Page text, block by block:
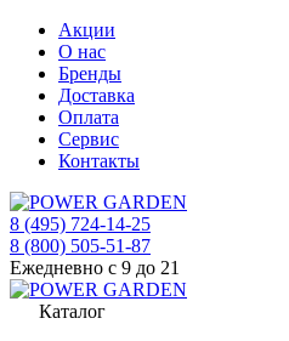
Акции
О нас
Бренды
Доставка
Оплата
Сервис
Контакты
8 (495) 724-14-25
8 (800) 505-51-87
Ежедневно с 9 до 21
Каталог